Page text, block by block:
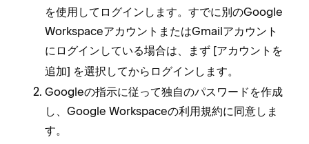
を使用してログインします⁠。すでに別のGoogle
WorkspaceアカウントまたはGmailアカウント
にログインしている場合は⁠、まず [⁠アカウントを
追加⁠] を選択してからログインします⁠。
Googleの指示に従⁠って独自のパスワ⁠ードを作成
し⁠、Google Workspaceの利用規約に同意しま
す⁠。